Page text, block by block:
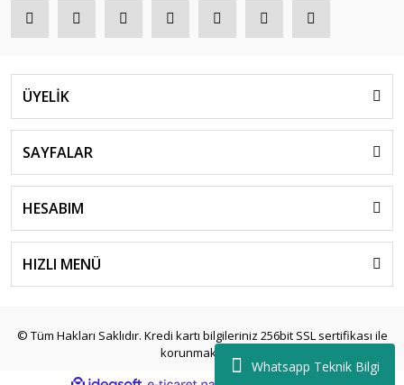
Whatsapp Teknik Bilgi
ÜYELİK
SAYFALAR
HESABIM
HIZLI MENÜ
© Tüm Hakları Saklıdır. Kredi kartı bilgileriniz 256bit SSL sertifikası ile
korunmaktadır.